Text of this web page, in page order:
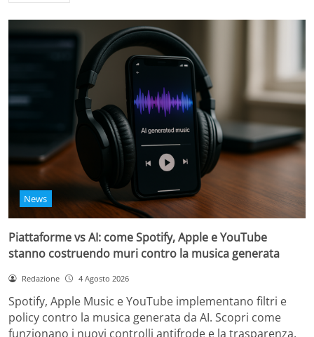
News
Piattaforme vs AI: come Spotify, Apple e YouTube
stanno costruendo muri contro la musica generata
Redazione 4 Agosto 2026
Spotify, Apple Music e YouTube implementano filtri e
policy contro la musica generata da AI. Scopri come
funzionano i nuovi controlli antifrode e la trasparenza.